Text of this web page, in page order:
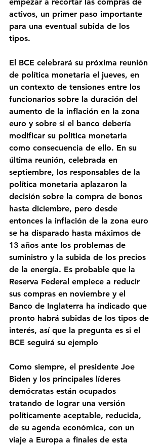
activos, un primer paso importante
para una eventual subida de los
tipos.
El BCE celebrará su próxima reunión
de política monetaria el jueves, en
un contexto de tensiones entre los
funcionarios sobre la duración del
aumento de la inflación en la zona
euro y sobre si el banco debería
modificar su política monetaria
como consecuencia de ello. En su
última reunión, celebrada en
septiembre, los responsables de la
política monetaria aplazaron la
decisión sobre la compra de bonos
hasta diciembre, pero desde
entonces la inflación de la zona euro
se ha disparado hasta máximos de
13 años ante los problemas de
suministro y la subida de los precios
de la energía. Es probable que la
Reserva Federal empiece a reducir
sus compras en noviembre y el
Banco de Inglaterra ha indicado que
pronto habrá subidas de los tipos de
interés, así que la pregunta es si el
BCE seguirá su ejemplo
Como siempre, el presidente Joe
Biden y los principales líderes
demócratas están ocupados
tratando de lograr una versión
políticamente aceptable, reducida,
de su agenda económica, con un
viaje a Europa a finales de esta